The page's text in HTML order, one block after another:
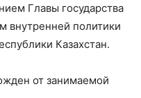
Главы государства
внутренней политики
Казахстан.
от занимаемой